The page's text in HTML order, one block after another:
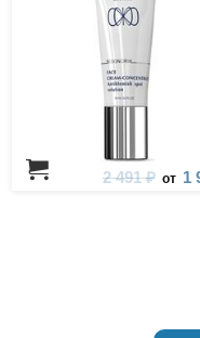
2 491 ₽ от 1